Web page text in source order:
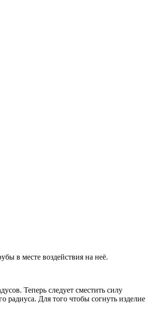
в месте воздействия на неё.
Теперь следует сместить силу
радиуса. Для того чтобы согнуть изделие